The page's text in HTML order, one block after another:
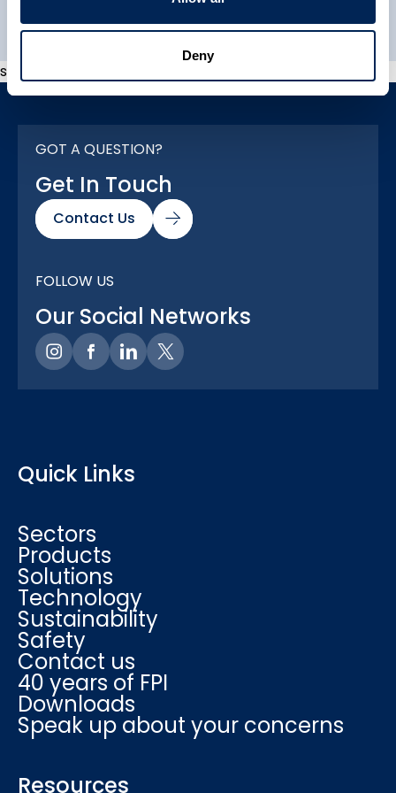
Deny
s
GOT A QUESTION?
Get In Touch
Contact Us
FOLLOW US
Our Social Networks
Quick Links
Sectors
Products
Solutions
Technology
Sustainability
Safety
Contact us
40 years of FPI
Downloads
Speak up about your concerns
Resources